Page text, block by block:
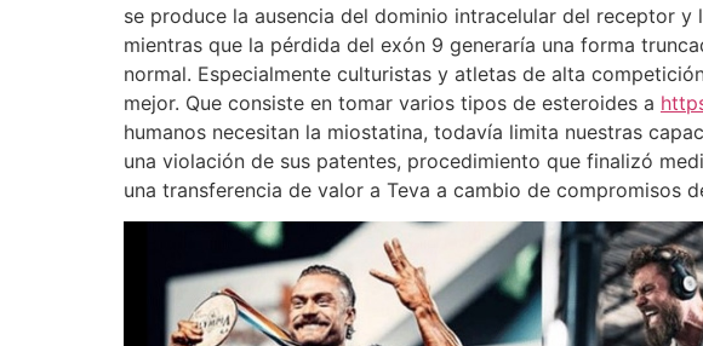
se produce la ausencia del dominio intracelular del receptor
mientras que la pérdida del exón 9 generaría una forma
normal. Especialmente culturistas y atletas de alta
mejor. Que consiste en tomar varios tipos de esteroides a
humanos necesitan la miostatina, todavía limita nuestras
una violación de sus patentes, procedimiento que finalizó
una transferencia de valor a Teva a cambio de compromisos